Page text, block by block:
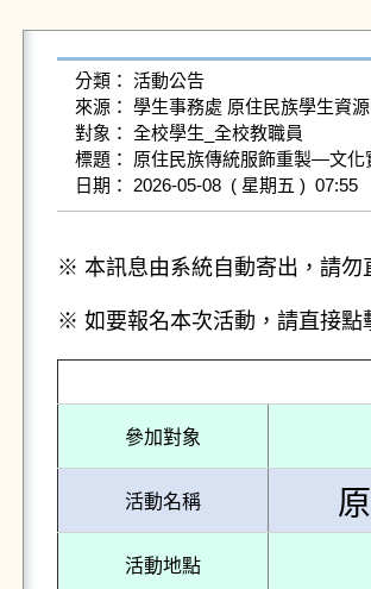
分類： 活動公告
來源： 學生事務處 原住民族學生資
對象： 全校學生_全校教職員
標題： 原住民族傳統服飾重製—文化
日期： 2026-05-08  ( 星期五 )  07:55
※ 本訊息由系統自動寄出，請勿
※ 如要報名本次活動，請直接點
參加對象
活動名稱
活動地點